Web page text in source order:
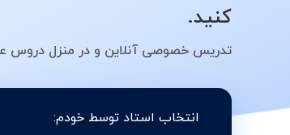
کنید.
تدریس خصوصی آنلاین و در منزل دروس
انتخاب استاد توسط خودم: